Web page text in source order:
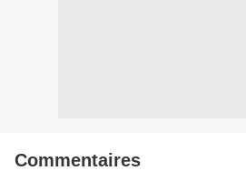
Commentaires